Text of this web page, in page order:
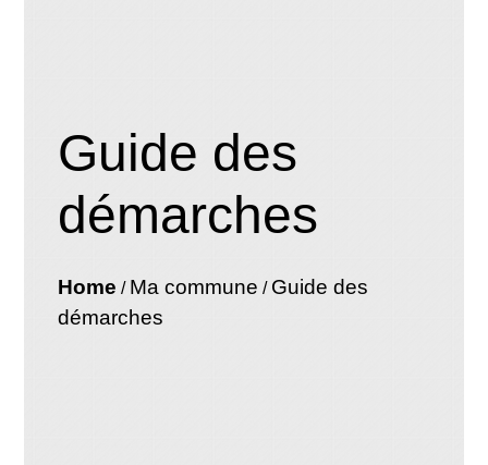
Guide des
démarches
Home / Ma commune / Guide des
démarches